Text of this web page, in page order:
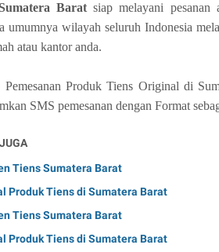
Baratsiap melayani pesanan
umumnya wilayah seluruh Indonesia
atau kantor anda.
Produk Tiens Original di
SMS pemesanan dengan Format
Tiens Sumatera Barat
Produk Tiens di Sumatera Barat
Tiens Sumatera Barat
Produk Tiens di Sumatera Barat